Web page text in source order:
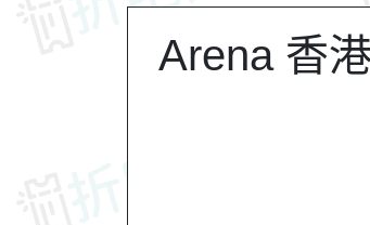
Arena 香